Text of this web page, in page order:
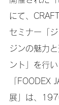
にて、
セミナー「
ジンの魅力
ント」を行い
「FOODEX
展」は、